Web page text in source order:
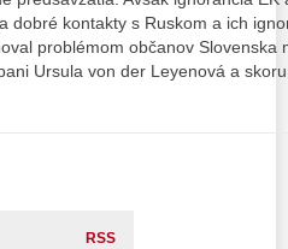
dobré kontakty s Ruskom a ich
problémom občanov Slovenska
Ursula von der Leyenová a
RSS